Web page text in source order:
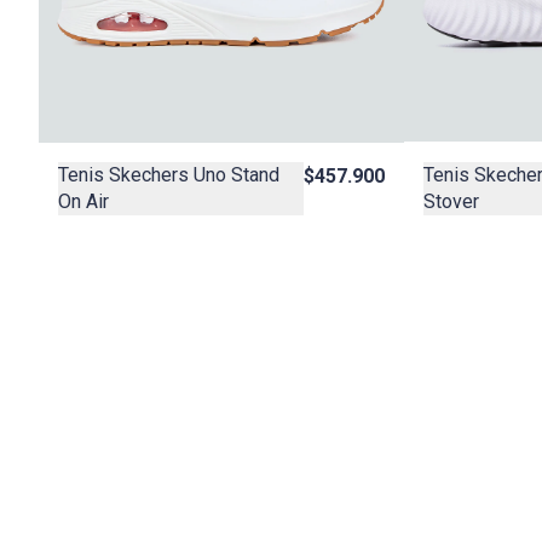
Tenis Skechers Uno Stand
On Air
$457.900
Tenis
Stover